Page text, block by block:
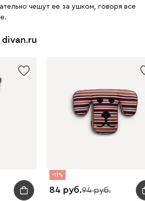
чешут ее за ушком, говоря все
11
84 94